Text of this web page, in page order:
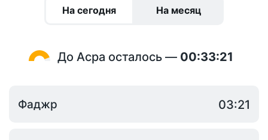
На сегодня На месяц
До Асра осталось — 00:33:20
Фаджр 03:21